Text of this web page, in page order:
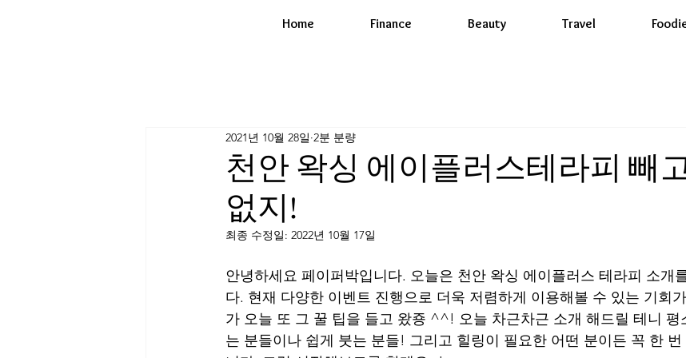
Home Finance Beauty Travel
천안 왁싱 에이플러스테라피 빼
없지!
2021년 10월 28일 2분 분량
최종 수정일: 2022년 10월 17일
안녕하세요 페이퍼박입니다. 오늘은 천안 왁싱 에이플러스 테라피 소개
다. 현재 다양한 이벤트 진행으로 더욱 저렴하게 이용해볼 수 있는 기회
가 오늘 또 그 꿀 팁을 들고 왔죵 ^^! 오늘 차근차근 소개 해드릴 테니 평
는 분들이나 쉽게 붓는 분들! 그리고 힐링이 필요한 어떤 분이든 꼭 한